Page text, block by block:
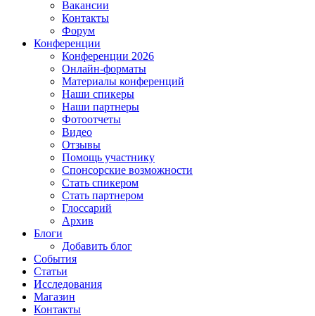
Вакансии
Контакты
Форум
Конференции
Конференции 2026
Онлайн-форматы
Материалы конференций
Наши спикеры
Наши партнеры
Фотоотчеты
Видео
Отзывы
Помощь участнику
Спонсорские возможности
Стать спикером
Стать партнером
Глоссарий
Архив
Блоги
Добавить блог
События
Статьи
Исследования
Магазин
Контакты